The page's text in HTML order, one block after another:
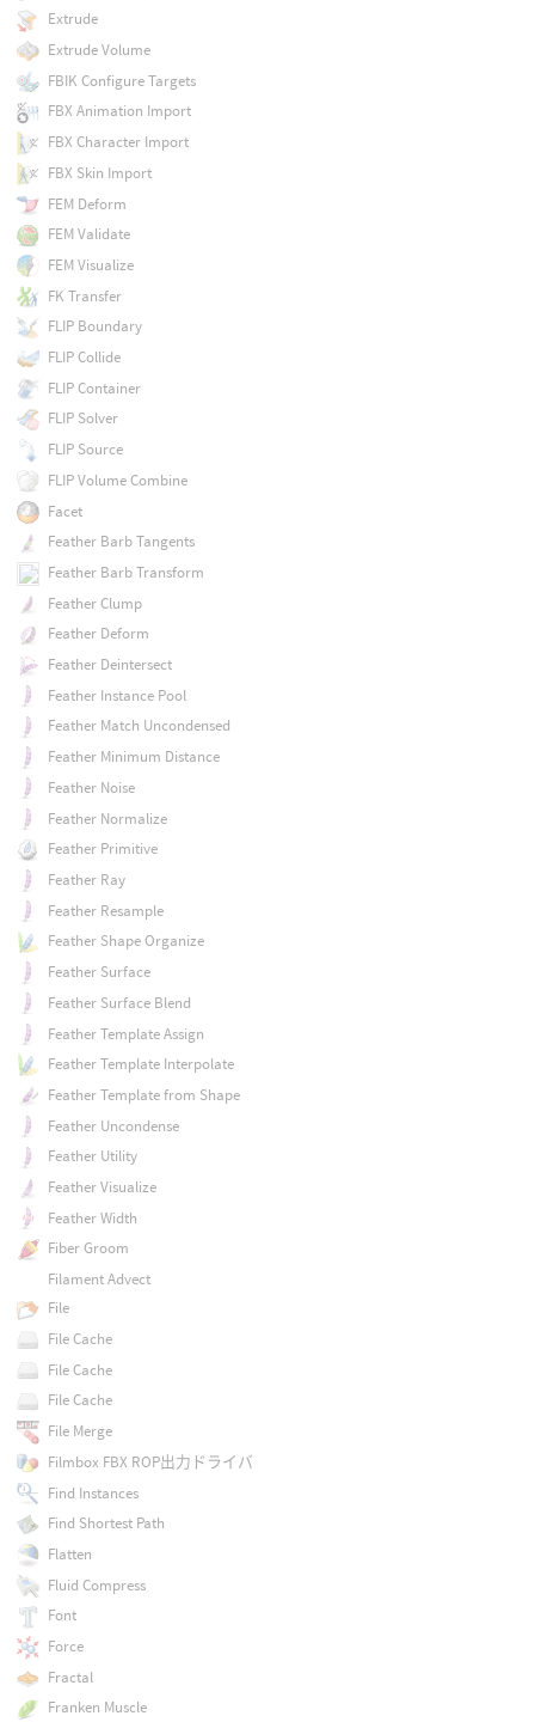
Extrude
Extrude Volume
FBIK Configure Targets
FBX Animation Import
FBX Character Import
FBX Skin Import
FEM Deform
FEM Validate
FEM Visualize
FK Transfer
FLIP Boundary
FLIP Collide
FLIP Container
FLIP Solver
FLIP Source
FLIP Volume Combine
Facet
Feather Barb Tangents
Feather Barb Transform
Feather Clump
Feather Deform
Feather Deintersect
Feather Instance Pool
Feather Match Uncondensed
Feather Minimum Distance
Feather Noise
Feather Normalize
Feather Primitive
Feather Ray
Feather Resample
Feather Shape Organize
Feather Surface
Feather Surface Blend
Feather Template Assign
Feather Template Interpolate
Feather Template from Shape
Feather Uncondense
Feather Utility
Feather Visualize
Feather Width
Fiber Groom
Filament Advect
File
File Cache
File Cache
File Cache
File Merge
Filmbox FBX ROP出力ドライバ
Find Instances
Find Shortest Path
Flatten
Fluid Compress
Font
Force
Fractal
Franken Muscle